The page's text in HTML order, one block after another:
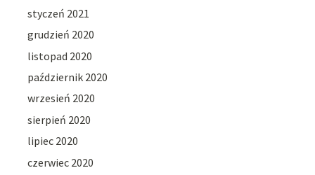
styczeń 2021
grudzień 2020
listopad 2020
październik 2020
wrzesień 2020
sierpień 2020
lipiec 2020
czerwiec 2020